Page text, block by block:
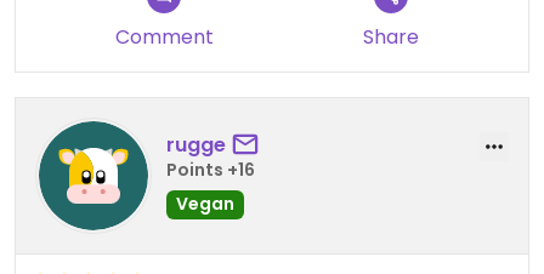
Comment Share
rugge
Points +16
Vegan